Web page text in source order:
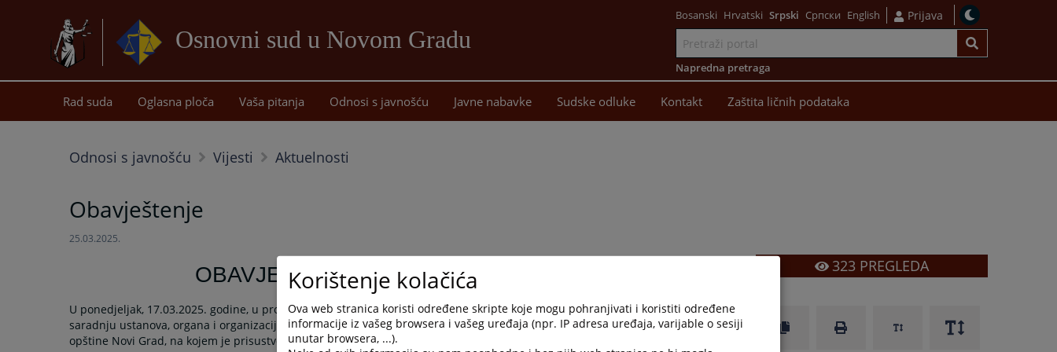
Osnovni sud u Novom Gradu
sadržaj
Bosanski Hrvatski Srpski Српски English Prijava
Napredna pretraga
Rad suda Oglasna ploča Vaša pitanja Odnosi s javnošću Javne nabavke Sudske odluke Kontakt Zaštita ličnih podataka
Odnosi s javnošću Vijesti Aktuelnosti
Obavještenje
25.03.2025.
OBAVJEŠTENJE
U ponedjeljak, 17.03.2025. godine, u prostorijama opštine Novi Grad, održan je sastanak Radne grupe za koordinaciju i
saradnju ustanova, organa i organizacija koje pružaju zaštitu, pomoć i podršku žrtvama nasilja u porodici na području
opštine Novi Grad, na kojem je prisustvovala i predstavnica Osnovnog suda u Novom Gradu, sudija Ljiljana Šipka.
323PREGLEDA
Korištenje kolačića
Ova web stranica koristi određene skripte koje mogu pohranjivati i koristiti određene
informacije iz vašeg browsera i vašeg uređaja (npr. IP adresa uređaja, varijable o sesiji
unutar browsera, ...).